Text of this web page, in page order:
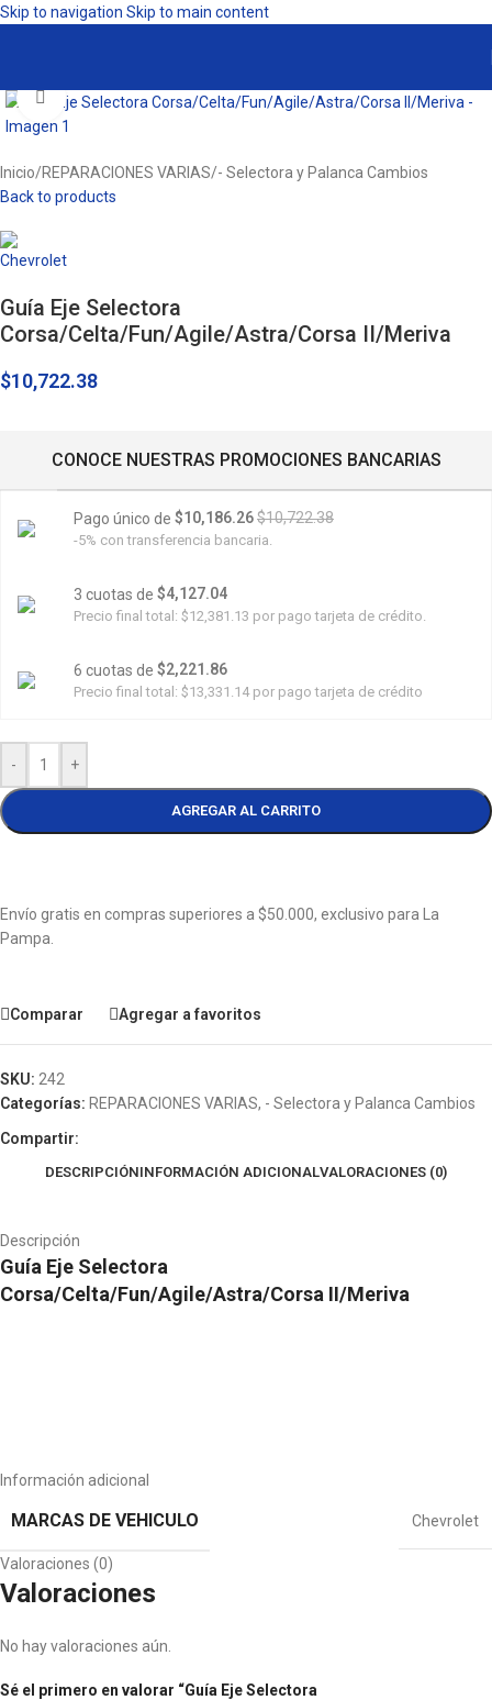
Skip to navigation Skip to main content
Click to enlarge
Inicio/REPARACIONES VARIAS/- Selectora y Palanca Cambios
Back to products
Guía Eje Selectora
Corsa/Celta/Fun/Agile/Astra/Corsa II/Meriva
$10,722.38
CONOCE NUESTRAS PROMOCIONES BANCARIAS
Pago único de $10,186.26$10,722.38
-5% con transferencia bancaria.
3 cuotas de $4,127.04
Precio final total: $12,381.13 por pago tarjeta de crédito.
6 cuotas de $2,221.86
Precio final total: $13,331.14por pago tarjeta de crédito
- +
AGREGAR AL CARRITO
Envío gratis en compras superiores a $50.000, exclusivo para La
Pampa.
Comparar Agregar a favoritos
SKU: 242
Categorías: REPARACIONES VARIAS, - Selectora y Palanca Cambios
Compartir:
DESCRIPCIÓNINFORMACIÓN ADICIONALVALORACIONES (0)
Descripción
Guía Eje Selectora
Corsa/Celta/Fun/Agile/Astra/Corsa II/Meriva
Información adicional
MARCAS DE VEHICULO Chevrolet
Valoraciones (0)
Valoraciones
No hay valoraciones aún.
Sé el primero en valorar “Guía Eje Selectora